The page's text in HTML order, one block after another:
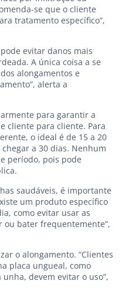
se que o cliente
tratamento específico”,
evitar danos mais
A única coisa a se
alongamentos e
alerta a
para garantir a
cliente para cliente. Para
o ideal é de 15 a 20
a 30 dias. Nenhum
período, pois pode
saudáveis, é importante
um produto específico
como evitar usar as
ou bater frequentemente”,
o alongamento. “Clientes
placa ungueal, como
devem evitar o uso”,